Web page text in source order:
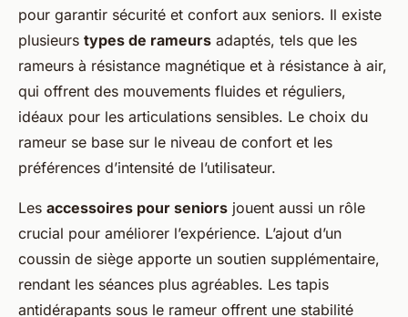
pour garantir sécurité et confort aux seniors. Il existe
plusieurs types de rameurs adaptés, tels que les
rameurs à résistance magnétique et à résistance à air,
qui offrent des mouvements fluides et réguliers,
idéaux pour les articulations sensibles. Le choix du
rameur se base sur le niveau de confort et les
préférences d’intensité de l’utilisateur.
Les accessoires pour seniors jouent aussi un rôle
crucial pour améliorer l’expérience. L’ajout d’un
coussin de siège apporte un soutien supplémentaire,
rendant les séances plus agréables. Les tapis
antidérapants sous le rameur offrent une stabilité